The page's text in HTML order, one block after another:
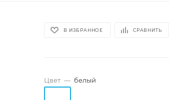
В ИЗБРАННОЕ СРАВНИТЬ
Цвет — белый